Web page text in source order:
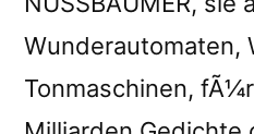
Wunderautomaten,
Tonmaschinen,